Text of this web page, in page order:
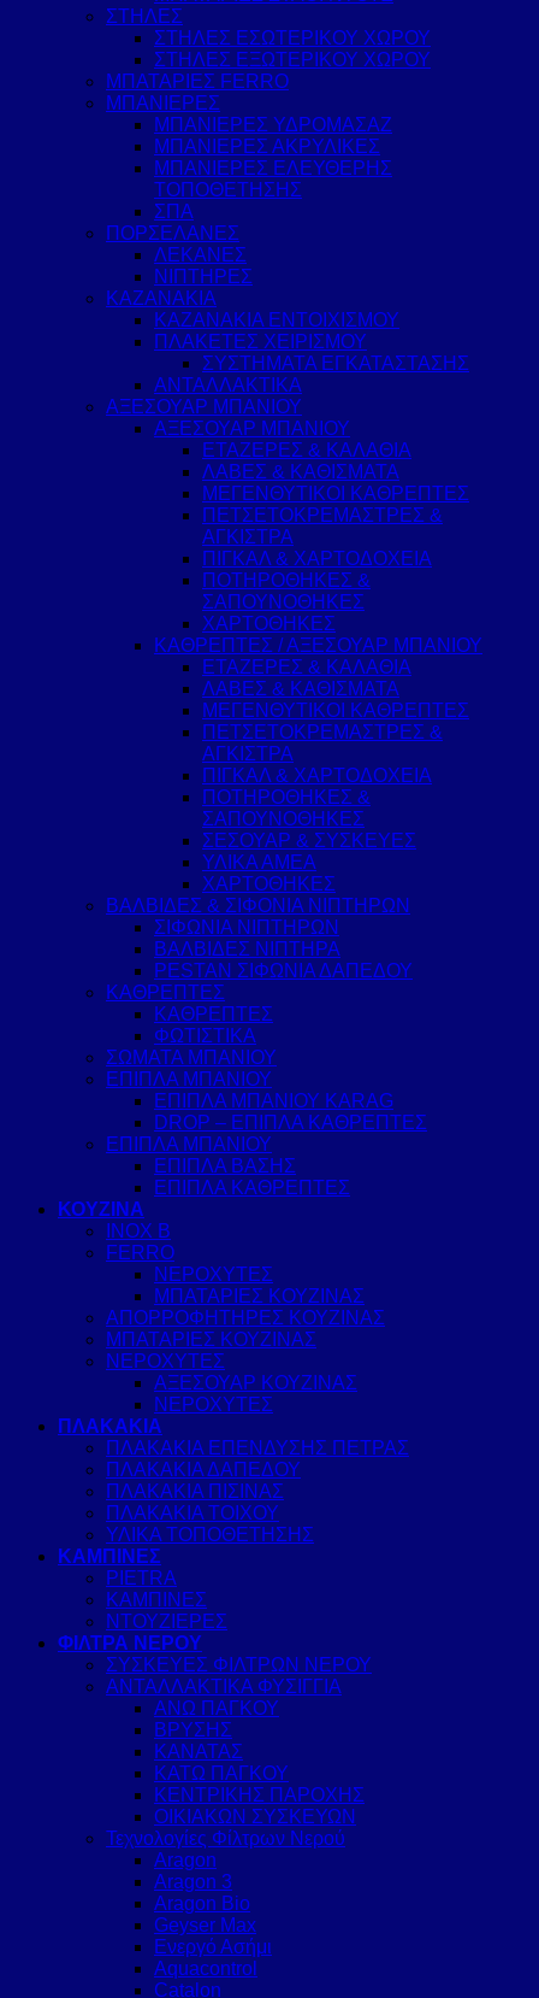
ΣΤΗΛΕΣ
ΣΤΗΛΕΣ ΕΣΩΤΕΡΙΚΟΥ ΧΩΡΟΥ
ΣΤΗΛΕΣ ΕΞΩΤΕΡΙΚΟΥ ΧΩΡΟΥ
ΜΠΑΤΑΡΙΕΣ FERRO
ΜΠΑΝΙΕΡΕΣ
ΜΠΑΝΙΕΡΕΣ ΥΔΡΟΜΑΣΑΖ
ΜΠΑΝΙΕΡΕΣ ΑΚΡΥΛΙΚΕΣ
ΜΠΑΝΙΕΡΕΣ ΕΛΕΥΘΕΡΗΣ
ΤΟΠΟΘΕΤΗΣΗΣ
ΣΠΑ
ΠΟΡΣΕΛΑΝΕΣ
ΛΕΚΑΝΕΣ
ΝΙΠΤΗΡΕΣ
ΚΑΖΑΝΑΚΙΑ
ΚΑΖΑΝΑΚΙΑ ΕΝΤΟΙΧΙΣΜΟΥ
ΠΛΑΚΕΤΕΣ ΧΕΙΡΙΣΜΟΥ
ΣΥΣΤΗΜΑΤΑ ΕΓΚΑΤΑΣΤΑΣΗΣ
ΑΝΤΑΛΛΑΚΤΙΚΑ
ΑΞΕΣΟΥΑΡ ΜΠΑΝΙΟΥ
ΑΞΕΣΟΥΑΡ ΜΠΑΝΙΟΥ
ΕΤΑΖΕΡΕΣ & ΚΑΛΑΘΙΑ
ΛΑΒΕΣ & ΚΑΘΙΣΜΑΤΑ
ΜΕΓΕΝΘΥΤΙΚΟΙ ΚΑΘΡΕΠΤΕΣ
ΠΕΤΣΕΤΟΚΡΕΜΑΣΤΡΕΣ &
ΑΓΚΙΣΤΡΑ
ΠΙΓΚΑΛ & ΧΑΡΤΟΔΟΧΕΙΑ
ΠΟΤΗΡΟΘΗΚΕΣ &
ΣΑΠΟΥΝΟΘΗΚΕΣ
ΧΑΡΤΟΘΗΚΕΣ
ΚΑΘΡΕΠΤΕΣ / ΑΞΕΣΟΥΑΡ ΜΠΑΝΙΟΥ
ΕΤΑΖΕΡΕΣ & ΚΑΛΑΘΙΑ
ΛΑΒΕΣ & ΚΑΘΙΣΜΑΤΑ
ΜΕΓΕΝΘΥΤΙΚΟΙ ΚΑΘΡΕΠΤΕΣ
ΠΕΤΣΕΤΟΚΡΕΜΑΣΤΡΕΣ &
ΑΓΚΙΣΤΡΑ
ΠΙΓΚΑΛ & ΧΑΡΤΟΔΟΧΕΙΑ
ΠΟΤΗΡΟΘΗΚΕΣ &
ΣΑΠΟΥΝΟΘΗΚΕΣ
ΣΕΣΟΥΑΡ & ΣΥΣΚΕΥΕΣ
ΥΛΙΚΑ ΑΜΕΑ
ΧΑΡΤΟΘΗΚΕΣ
ΒΑΛΒΙΔΕΣ & ΣΙΦΟΝΙΑ ΝΙΠΤΗΡΩΝ
ΣΙΦΩΝΙΑ ΝΙΠΤΗΡΩΝ
ΒΑΛΒΙΔΕΣ ΝΙΠΤΗΡΑ
PESTAN ΣΙΦΩΝΙΑ ΔΑΠΕΔΟΥ
ΚΑΘΡΕΠΤΕΣ
ΚΑΘΡΕΠΤΕΣ
ΦΩΤΙΣΤΙΚΑ
ΣΩΜΑΤΑ ΜΠΑΝΙΟΥ
ΕΠΙΠΛΑ ΜΠΑΝΙΟΥ
ΕΠΙΠΛΑ ΜΠΑΝΙΟΥ KARAG
DROP – ΕΠΙΠΛΑ ΚΑΘΡΕΠΤΕΣ
ΕΠΙΠΛΑ ΜΠΑΝΙΟΥ
ΕΠΙΠΛΑ ΒΑΣΗΣ
ΕΠΙΠΛΑ ΚΑΘΡΕΠΤΕΣ
ΚΟΥΖΙΝΑ
INOX B
FERRO
ΝΕΡΟΧΥΤΕΣ
ΜΠΑΤΑΡΙΕΣ ΚΟΥΖΙΝΑΣ
ΑΠΟΡΡΟΦΗΤΗΡΕΣ ΚΟΥΖΙΝΑΣ
ΜΠΑΤΑΡΙΕΣ ΚΟΥΖΙΝΑΣ
ΝΕΡΟΧΥΤΕΣ
ΑΞΕΣΟΥΑΡ ΚΟΥΖΙΝΑΣ
ΝΕΡΟΧΥΤΕΣ
ΠΛΑΚΑΚΙΑ
ΠΛΑΚΑΚΙΑ ΕΠΕΝΔΥΣΗΣ ΠΕΤΡΑΣ
ΠΛΑΚΑΚΙΑ ΔΑΠΕΔΟΥ
ΠΛΑΚΑΚΙΑ ΠΙΣΙΝΑΣ
ΠΛΑΚΑΚΙΑ ΤΟΙΧΟΥ
ΥΛΙΚΑ ΤΟΠΟΘΕΤΗΣΗΣ
ΚΑΜΠΙΝΕΣ
PIETRA
ΚΑΜΠΙΝΕΣ
ΝΤΟΥΖΙΕΡΕΣ
ΦΙΛΤΡΑ ΝΕΡΟΥ
ΣΥΣΚΕΥΕΣ ΦΙΛΤΡΩΝ ΝΕΡΟΥ
ΑΝΤΑΛΛΑΚΤΙΚΑ ΦΥΣΙΓΓΙΑ
ΑΝΩ ΠΑΓΚΟΥ
ΒΡΥΣΗΣ
ΚΑΝΑΤΑΣ
ΚΑΤΩ ΠΑΓΚΟΥ
ΚΕΝΤΡΙΚΗΣ ΠΑΡΟΧΗΣ
ΟΙΚΙΑΚΩΝ ΣΥΣΚΕΥΩΝ
Τεχνολογίες Φίλτρων Νερού
Aragon
Aragon 3
Aragon Bio
Geyser Max
Ενεργό Ασήμι
Aquacontrol
Catalon